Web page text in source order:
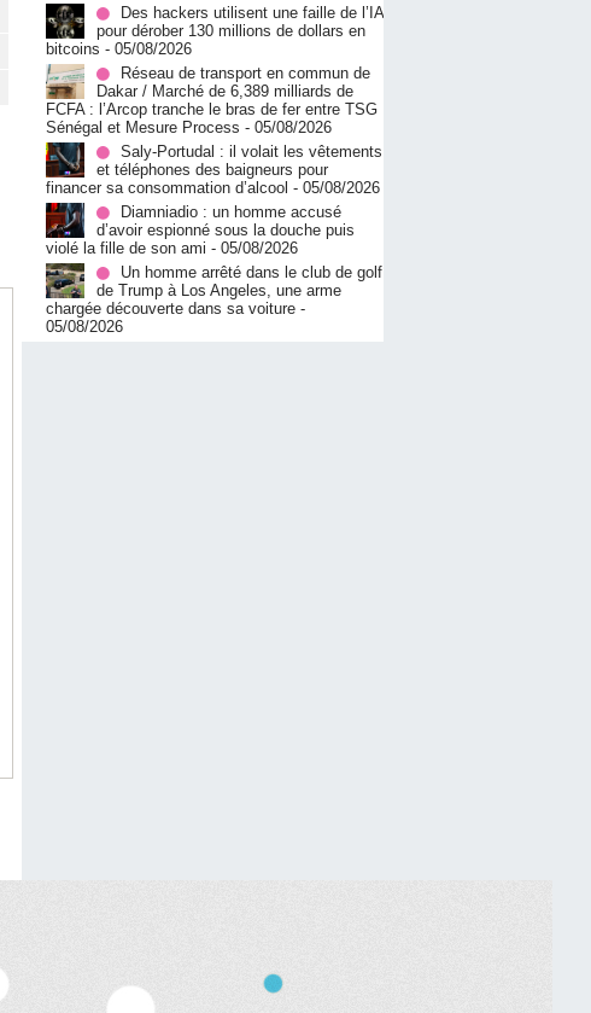
Des hackers utilisent une faille de l’IA
pour dérober 130 millions de dollars en
bitcoins - 05/08/2026
Réseau de transport en commun de
Dakar / Marché de 6,389 milliards de
FCFA : l’Arcop tranche le bras de fer entre TSG
Sénégal et Mesure Process - 05/08/2026
Saly-Portudal : il volait les vêtements
et téléphones des baigneurs pour
financer sa consommation d’alcool - 05/08/2026
Diamniadio : un homme accusé
d’avoir espionné sous la douche puis
violé la fille de son ami - 05/08/2026
Un homme arrêté dans le club de golf
de Trump à Los Angeles, une arme
chargée découverte dans sa voiture -
05/08/2026